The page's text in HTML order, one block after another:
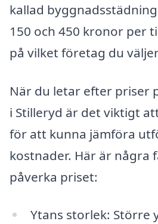
kallad
150 och 450 kronor per
på vilket företag du
När du letar efter priser
i Stilleryd är det viktigt
för att kunna jämföra
kostnader. Här är några
påverka priset:
Ytans storlek: Större